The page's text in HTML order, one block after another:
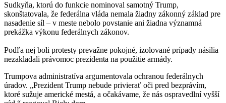
Sudkyňa, ktorú do funkcie nominoval samotný Trump,
skonštatovala, že federálna vláda nemala žiadny zákonný základ pre
nasadenie síl – v meste nebolo povstanie ani žiadna významná
prekážka výkonu federálnych zákonov.
Podľa nej boli protesty prevažne pokojné, izolované prípady násilia
nezakladali právomoc prezidenta na použitie armády.
Trumpova administratíva argumentovala ochranou federálnych
úradov. „Prezident Trump nebude privierať oči pred bezprávím,
ktoré sužuje americké mestá, a očakávame, že nás ospravedlní vyšší